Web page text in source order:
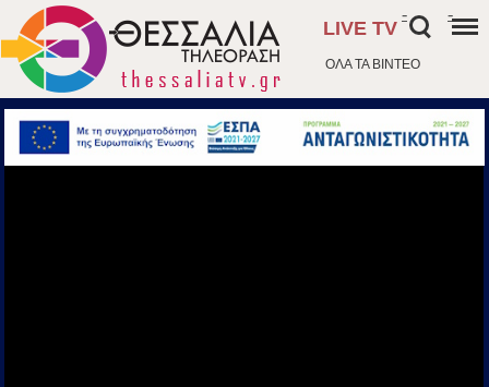
ΟΛΑ ΤΑ ΒΙΝΤΕΟ
LIVE TV
- -